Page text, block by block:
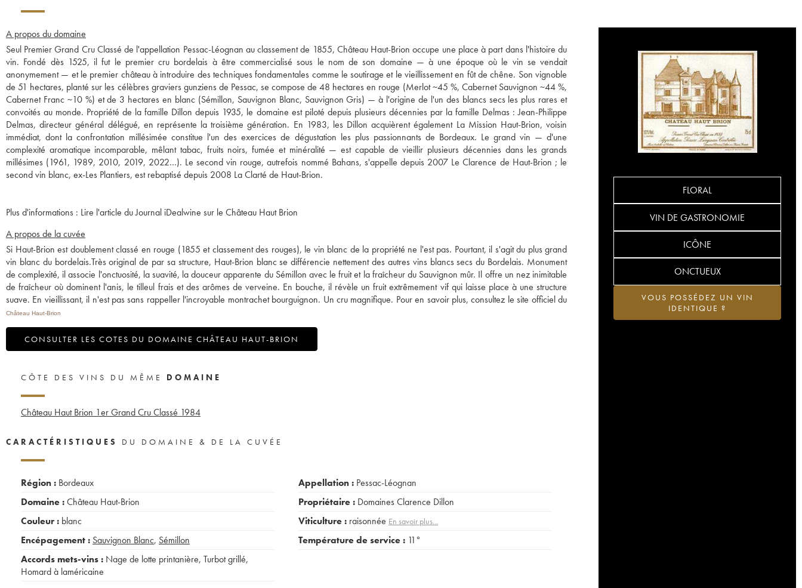
A propos du domaine
Seul Premier Grand Cru Classé de l'appellation Pessac-Léognan au classement de 1855, Château Haut-Brion occupe une place à part dans l'histoire du
vin. Fondé dès 1525, il fut le premier cru bordelais à être commercialisé sous le nom de son domaine — à une époque où le vin se vendait
anonymement — et le premier château à introduire des techniques fondamentales comme le soutirage et le vieillissement en fût de chêne. Son vignoble
de 51 hectares, planté sur les célèbres graviers gunziens de Pessac, se compose de 48 hectares en rouge (Merlot ~45 %, Cabernet Sauvignon ~44 %,
Cabernet Franc ~10 %) et de 3 hectares en blanc (Sémillon, Sauvignon Blanc, Sauvignon Gris) — à l'origine de l'un des blancs secs les plus rares et
convoités au monde. Propriété de la famille Dillon depuis 1935, le domaine est piloté depuis plusieurs décennies par la famille Delmas : Jean-Philippe
Delmas, directeur général délégué, en représente la troisième génération. En 1983, les Dillon acquièrent également La Mission Haut-Brion, voisin
immédiat, dont la confrontation millésimée constitue l'un des exercices de dégustation les plus passionnants de Bordeaux. Le grand vin — d'une
complexité aromatique incomparable, mêlant tabac, fruits noirs, fumée et minéralité — est capable de vieillir plusieurs décennies dans les grands
millésimes (1961, 1989, 2010, 2019, 2022…). Le second vin rouge, autrefois nommé Bahans, s'appelle depuis 2007 Le Clarence de Haut-Brion ; le
Plus d'informations : Lire l'article du Journal iDealwine sur le Château Haut Brion
A propos de la cuvée
Si Haut-Brion est doublement classé en rouge (1855 et classement des rouges), le vin blanc de la propriété ne l'est pas. Pourtant, il s'agit du plus grand
vin blanc du bordelais.Très original de par sa structure, Haut-Brion blanc se différencie nettement des autres vins blancs secs du Bordelais. Monument
de complexité, il associe l'onctuosité, la suavité, la douceur apparente du Sémillon avec le fruit et la fraîcheur du Sauvignon mûr. Il offre un nez inimitable
de fraîcheur où dominent l'anis, le tilleul frais et des arômes de verveine. En bouche, il révèle un fruit extrêmement vif qui laisse place à une structure
suave. En vieillissant, il n'est pas sans rappeller l'incroyable montrachet bourguignon. Un cru magnifique. Pour en savoir plus, consultez le site officiel du
Château Haut-Brion
CONSULTER LES COTES DU DOMAINE CHÂTEAU HAUT-BRION
FLORAL
VIN DE GASTRONOMIE
ICÔNE
ONCTUEUX
VOUS POSSÉDEZ UN VIN
IDENTIQUE ?
CÔTE DES VINS DU MÊME DOMAINE
Château Haut Brion 1er Grand Cru Classé 1984
CARACTÉRISTIQUES DU DOMAINE & DE LA CUVÉE
Région : Bordeaux
Domaine :Château Haut-Brion
Couleur : blanc
Encépagement : Sauvignon Blanc, Sémillon
Accords mets-vins : Nage de lotte printanière, Turbot grillé,
Homard à laméricaine
Appellation : Pessac-Léognan
Propriétaire : Domaines Clarence Dillon
Viticulture : raisonnée En savoir plus...
Température de service : 11°